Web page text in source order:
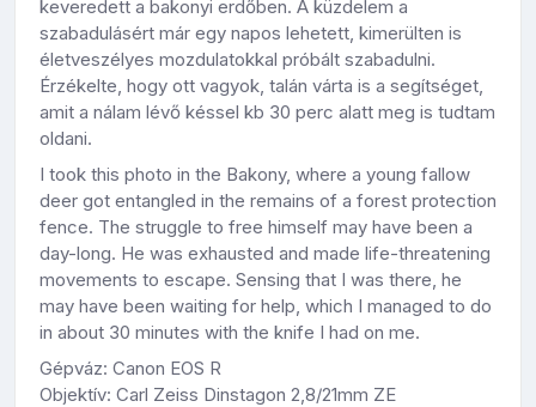
keveredett a bakonyi erdőben. A küzdelem a
szabadulásért már egy napos lehetett, kimerülten is
életveszélyes mozdulatokkal próbált szabadulni.
Érzékelte, hogy ott vagyok, talán várta is a segítséget,
amit a nálam lévő késsel kb 30 perc alatt meg is tudtam
oldani.
I took this photo in the Bakony, where a young fallow
deer got entangled in the remains of a forest protection
fence. The struggle to free himself may have been a
day-long. He was exhausted and made life-threatening
movements to escape. Sensing that I was there, he
may have been waiting for help, which I managed to do
in about 30 minutes with the knife I had on me.
Gépváz: Canon EOS R
Objektív: Carl Zeiss Dinstagon 2,8/21mm ZE